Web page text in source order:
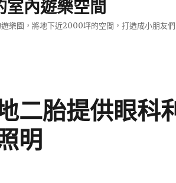
室內遊樂空間
樂園，將地下近2000坪的空間，打造成小朋友們
二胎提供眼科
明